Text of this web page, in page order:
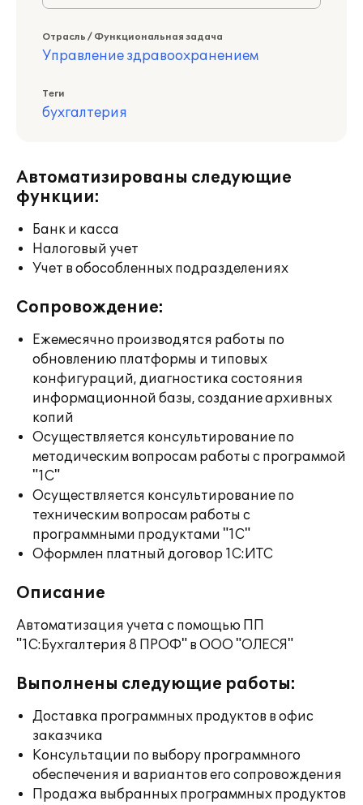
Отрасль / Функциональная задача
Управление здравоохранением
Теги
бухгалтерия
Автоматизированы следующие
функции:
Банк и касса
Налоговый учет
Учет в обособленных подразделениях
Сопровождение:
Ежемесячно производятся работы по
обновлению платформы и типовых
конфигураций, диагностика состояния
информационной базы, создание архивных
копий
Осуществляется консультирование по
методическим вопросам работы с программой
"1С"
Осуществляется консультирование по
техническим вопросам работы с
программными продуктами "1С"
Оформлен платный договор 1С:ИТС
Описание
Автоматизация учета с помощью ПП
"1С:Бухгалтерия 8 ПРОФ" в ООО "ОЛЕСЯ"
Выполнены следующие работы:
Доставка программных продуктов в офис
заказчика
Консультации по выбору программного
обеспечения и вариантов его сопровождения
Продажа выбранных программных продуктов